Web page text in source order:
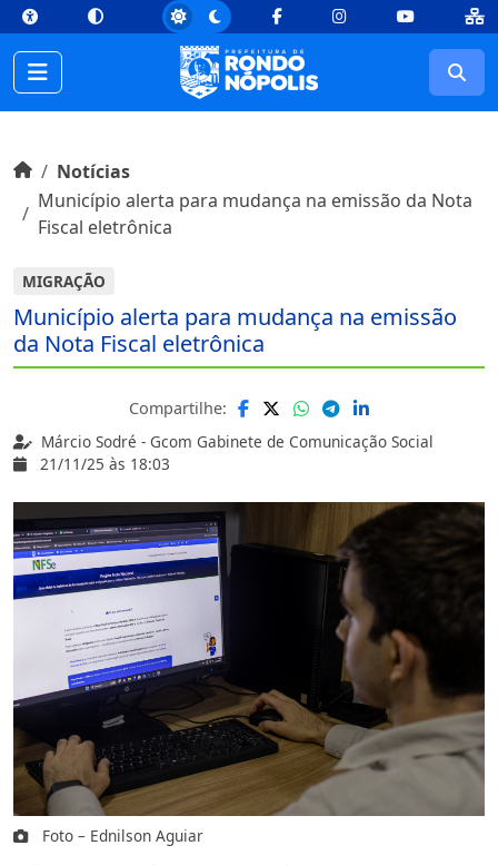
topConteúdo [1] Menu Principal [2] Busca [3] Rodapé [4]
FacebookInstagramYoutube
Início do conteúdo
InícioNotícias
Município alerta para mudança na emissão da Nota
Fiscal eletrônica
MIGRAÇÃO
Município alerta para mudança na emissão
da Nota Fiscal eletrônica
Márcio Sodré - Gcom Gabinete de Comunicação Social
21/11/25 às 18:03
Compartilhe:
Foto – Ednilson Aguiar